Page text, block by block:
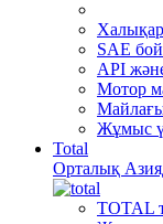
SAE
API
Мотор
Жұмыс
Total
Орталық
TOTAL